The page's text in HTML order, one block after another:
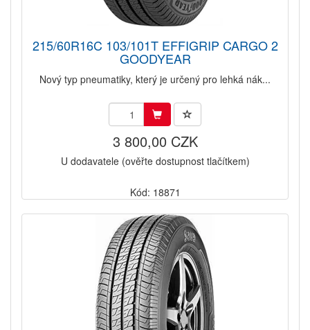
215/60R16C 103/101T EFFIGRIP CARGO 2
GOODYEAR
Nový typ pneumatiky, který je určený pro lehká nák...
3 800,00 CZK
U dodavatele (ověřte dostupnost tlačítkem)
Kód: 18871